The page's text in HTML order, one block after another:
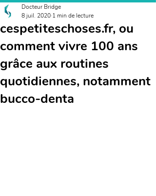
cespetiteschoses.fr, ou
comment vivre 100 ans
grâce aux routines
quotidiennes, notamment
bucco-denta
Docteur Bridge
8 juil. 2020 1 min de lecture